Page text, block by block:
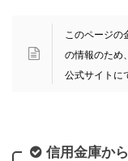
このページの
の情報のため、
公式サイトに
信用金庫か